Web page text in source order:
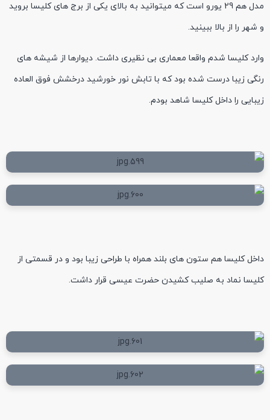
مدل هم 29 یورو است که میتوانید به بالای یکی از برج های کلیسا بروید
و شهر را از بالا ببینید.
وارد کلیسا شدم واقعا معماری بی نظیری داشت. دیوارها از شیشه های
رنگی زیبا درست شده بود که با تابش نور خورشید درخشش فوق العاده
زیبایی را داخل کلیسا شاهد بودم.
داخل کلیسا هم ستون های بلند همراه با طراحی زیبا بود و در قسمتی از
کلیسا نماد به صلیب کشیدن حضرت عیسی قرار داشت.